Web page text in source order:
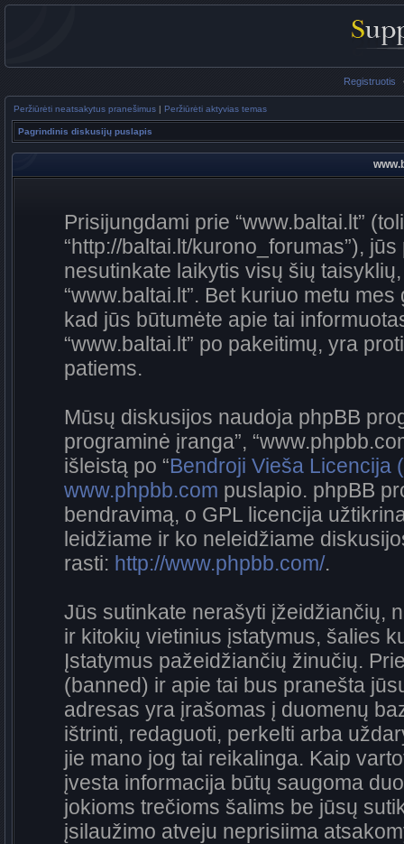
Registruotis
Peržiūrėti neatsakytus pranešimus | Peržiūrėti aktyvias temas
Pagrindinis diskusijų puslapis
Prisijungdami prie “www.baltai.lt”
“http://baltai.lt/kurono_forumas”),
nesutinkate laikytis visų šių
“www.baltai.lt”. Bet kuriuo metu
kad jūs būtumėte apie tai
“www.baltai.lt” po pakeitimų, yra
patiems.
Mūsų diskusijos naudoja phpBB
programinė įranga”,
išleistą po “Bendroji Vieša Licencija
www.phpbb.com puslapio. phpBB
bendravimą, o GPL licencija
leidžiame ir ko neleidžiame
rasti: http://www.phpbb.com/.
Jūs sutinkate nerašyti įžeidžiančių,
ir kitokių vietinius įstatymus, šalies
Įstatymus pažeidžiančių žinučių.
(banned) ir apie tai bus pranešta
adresas yra įrašomas į duomenų
ištrinti, redaguoti, perkelti arba
jie mano jog tai reikalinga. Kaip
įvesta informacija būtų saugoma
jokioms trečioms šalims be jūsų
įsilaužimo atveju neprisiima